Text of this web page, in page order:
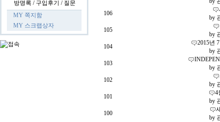
방명록 / 구입후기 / 질문
MY 쪽지함
MY 스크랩상자
106
by
105
by
104
2015년
by
103
by
102
by
101
4
by
100
by